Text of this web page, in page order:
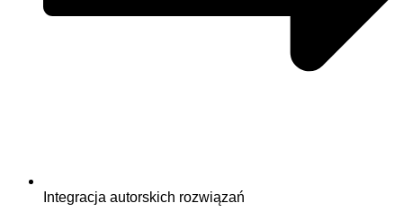
Integracja autorskich rozwiązań